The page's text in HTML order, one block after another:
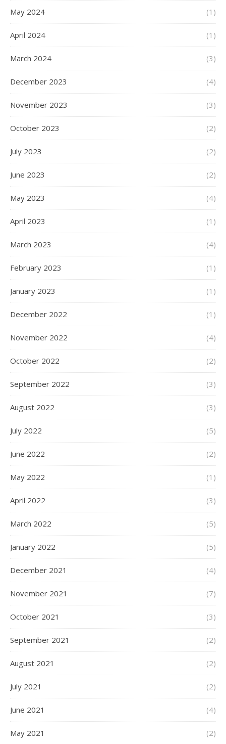
May 2024 (1)
April 2024 (1)
March 2024 (3)
December 2023 (4)
November 2023 (3)
October 2023 (2)
July 2023 (2)
June 2023 (2)
May 2023 (4)
April 2023 (1)
March 2023 (4)
February 2023 (1)
January 2023 (1)
December 2022 (1)
November 2022 (4)
October 2022 (2)
September 2022 (3)
August 2022 (3)
July 2022 (5)
June 2022 (2)
May 2022 (1)
April 2022 (3)
March 2022 (5)
January 2022 (5)
December 2021 (4)
November 2021 (7)
October 2021 (3)
September 2021 (2)
August 2021 (2)
July 2021 (2)
June 2021 (4)
May 2021 (2)